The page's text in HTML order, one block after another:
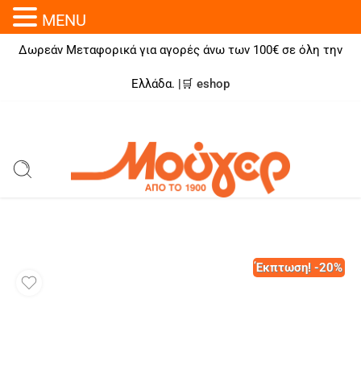
Δωρεάν Μεταφορικά για αγορές άνω των 100€ σε όλη την
Ελλάδα. |🛒 eshop
Έκπτωση! -20%
MENU